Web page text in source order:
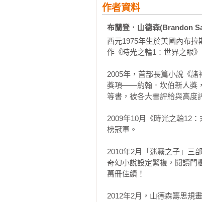
「連續不斷的精彩衝突，山
值得仔細翻過每一頁的書。
──《出版人週刊》
「喜愛美漫的讀者必讀佳作
「一場刺激而緊湊的冒險，
──克里斯多夫．鮑里尼（
「太奇妙了！接二連三的懸
「雖然這部作品嚴重地打擊
一位才華橫溢的奇幻史詩作
作者資料
布蘭登．山德森(Brandon
西元1975年生於美國內布
作《時光之輪1：世界之眼
2005年，首部長篇小說《
獎項——約翰．坎伯新人獎
等書，被各大書評給與高度
2009年10月《時光之輪12
榜冠軍。
2010年2月「迷霧之子」三
奇幻小說設定繁複，閱讀門
萬冊佳績！
2012年2月，山德森籌思規